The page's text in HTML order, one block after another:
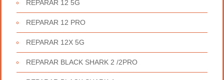
REPARAR 12 5G
REPARAR 12 PRO
REPARAR 12X 5G
REPARAR BLACK SHARK 2 /2PRO